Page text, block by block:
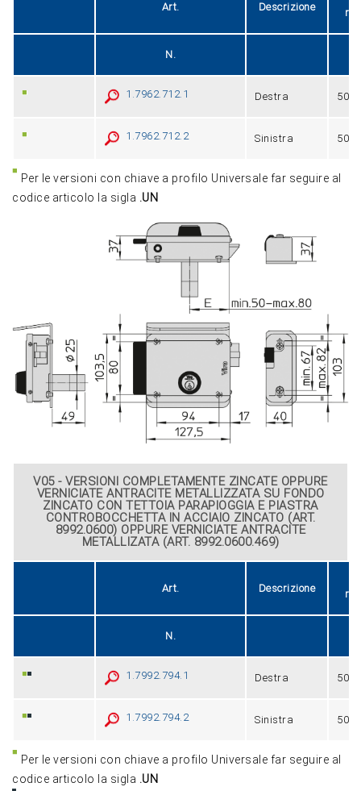
Art. Descrizione
N.
1.7962.712.1 Destra
1.7962.712.2 Sinistra
Per le versioni con chiave a profilo Universale far seguire al
codice articolo la sigla .UN
V05 - VERSIONI COMPLETAMENTE ZINCATE OPPURE
VERNICIATE ANTRACITE METALLIZZATA SU FONDO
ZINCATO CON TETTOIA PARAPIOGGIA E PIASTRA
CONTROBOCCHETTA IN ACCIAIO ZINCATO (ART.
8992.0600) OPPURE VERNICIATE ANTRACITE
METALLIZATA (ART. 8992.0600.469)
Art. Descrizione
N.
1.7992.794.1 Destra
1.7992.794.2 Sinistra
Per le versioni con chiave a profilo Universale far seguire al
codice articolo la sigla .UN